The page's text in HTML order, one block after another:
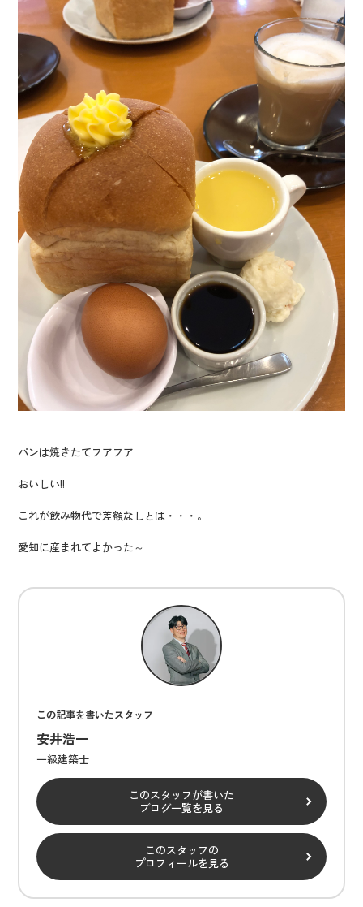
パンは焼きたてフアフア
おいしい!!
これが飲み物代で差額なしとは・・・。
愛知に産まれてよかった～
この記事を書いたスタッフ
安井浩一
一級建築士
このスタッフが書いた
ブログ一覧を見る
このスタッフの
プロフィールを見る